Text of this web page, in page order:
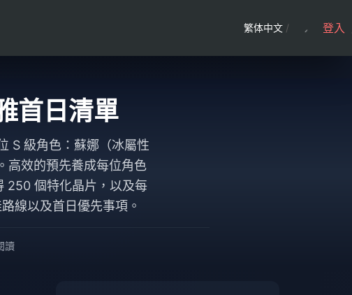
繁体中文 / 登入
首日清單
S 級角色：蘇娜（冰屬性
高效的預先養成每位角色
250 個特化晶片，以及每
線以及首日優先事項。
讀